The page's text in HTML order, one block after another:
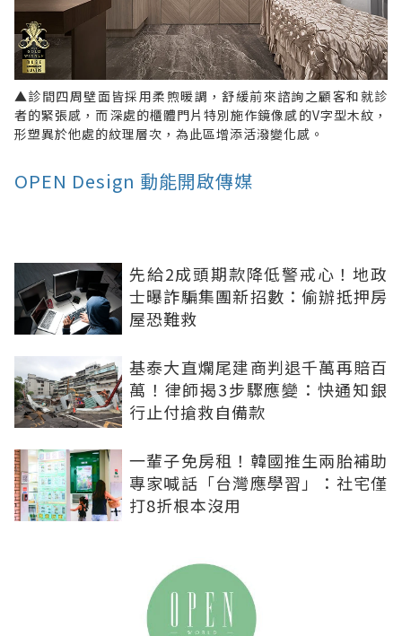
▲診間四周壁面皆採用柔煦暖調，舒緩前來諮詢之顧客和就診
者的緊張感，而深處的櫃體門片特別施作鏡像感的V字型木紋，
形塑異於他處的紋理層次，為此區增添活潑變化感。
OPEN Design 動能開啟傳媒
先給2成頭期款降低警戒心！地政
士曝詐騙集團新招數：偷辦抵押房
屋恐難救
基泰大直爛尾建商判退千萬再賠百
萬！律師揭3步驟應變：快通知銀
行止付搶救自備款
一輩子免房租！韓國推生兩胎補助
專家喊話「台灣應學習」：社宅僅
打8折根本沒用